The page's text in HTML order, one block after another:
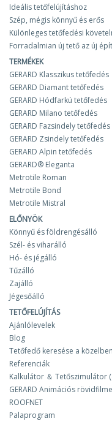
Ideális tetőfelújításhoz
Szép, mégis könnyű és erős
Különleges tetőfedési
Forradalmian új tető az új
TERMÉKEK
GERARD Klasszikus tetőfedés
GERARD Diamant tetőfedés
GERARD Hódfarkú tetőfedés
GERARD Milano tetőfedés
GERARD Fazsindely tetőfedés
GERARD Zsindely tetőfedés
GERARD Alpin tetőfedés
GERARD® Eleganta
Metrotile Roman
Metrotile Bond
Metrotile Mistral
ELŐNYÖK
Könnyű és földrengésálló
Szél- és viharálló
Hó- és jégálló
Tűzálló
Zajálló
Jégesőálló
TETŐFELÚJÍTÁS
Ajánlólevelek
Blog
Tetőfedő keresése a közelben
Referenciák
Kalkulátor ＆ Tetőszimulátor
GERARD Animációs
ROOFNET
Palaprogram